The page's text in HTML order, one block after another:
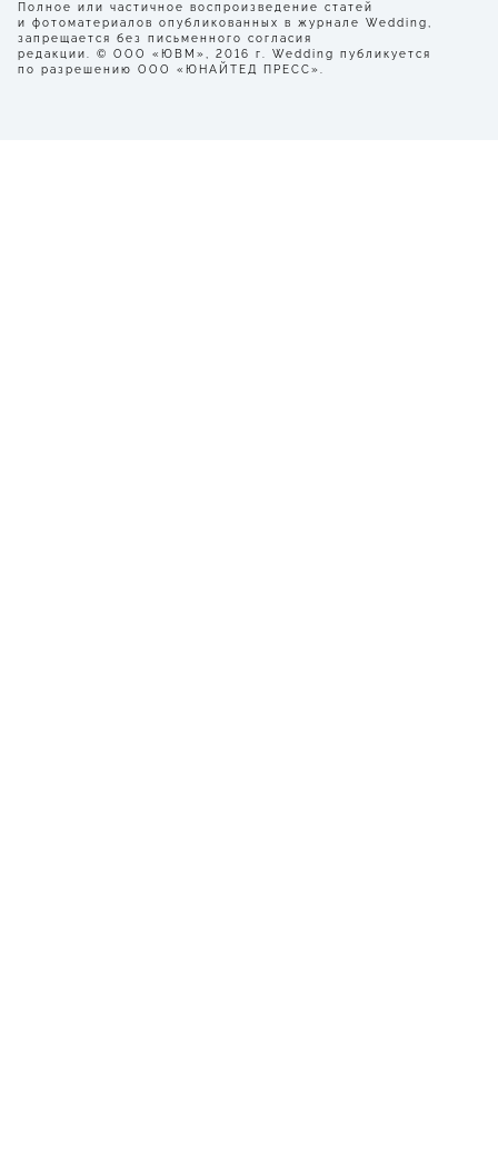
Полное или частичное воспроизведение статей
и фотоматериалов опубликованных в журнале Wedding,
запрещается без письменного согласия
редакции. © ООО «ЮВМ», 2016 г. Wedding публикуется
по разрешению ООО «ЮНАЙТЕД ПРЕСС».